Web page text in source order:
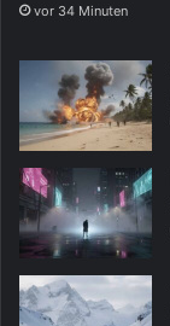
vor 34 Minuten